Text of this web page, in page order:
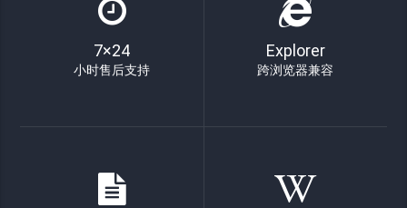
7×24
小时售后支持
Explorer
跨浏览器兼容